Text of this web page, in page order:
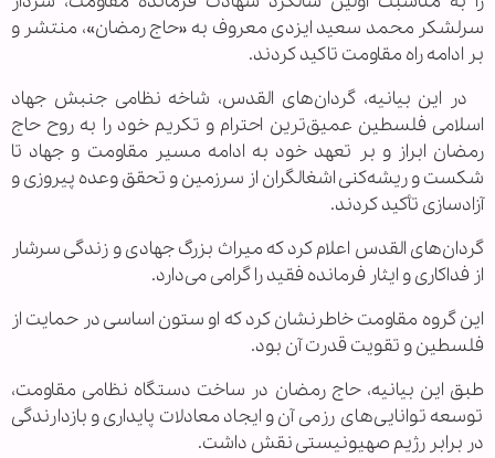
سرلشکر محمد سعید ایزدی معروف به «حاج رمضان»، منتشر و
بر ادامه راه مقاومت تاکید کردند.
در این بیانیه، گردان‌های القدس، شاخه نظامی جنبش جهاد
اسلامی فلسطین عمیق‌ترین احترام و تکریم خود را به روح حاج
رمضان ابراز و بر تعهد خود به ادامه مسیر مقاومت و جهاد تا
شکست و ریشه‌کنی اشغالگران از سرزمین و تحقق وعده پیروزی و
آزادسازی تأکید کردند.
گردان‌های القدس اعلام کرد که میراث بزرگ جهادی و زندگی سرشار
از فداکاری و ایثار فرمانده فقید را گرامی می‌دارد.
این گروه مقاومت خاطرنشان کرد که او ستون اساسی در حمایت از
فلسطین و تقویت قدرت آن بود.
طبق این بیانیه، حاج رمضان در ساخت دستگاه نظامی مقاومت،
توسعه توانایی‌های رزمی آن و ایجاد معادلات پایداری و بازدارندگی
در برابر رژیم صهیونیستی نقش داشت.